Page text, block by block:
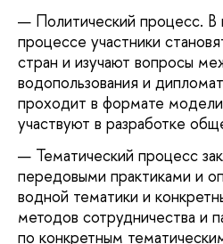
Политический процесс. В
процессе участники
стран и изучают вопросы
водопользования и
проходит в формате модели
участвуют в разработке
Тематический процесс
передовыми практиками и
водной тематики и
методов сотрудничества и
по конкретным